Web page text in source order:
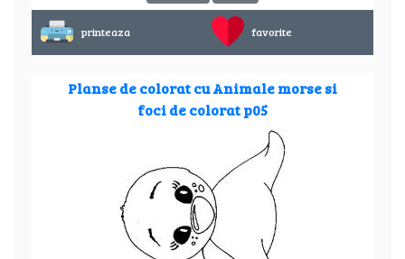
printeaza favorite
Planse de colorat cu Animale morse si
foci de colorat p05